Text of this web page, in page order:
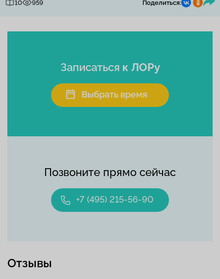
10
959 Поделиться:
Позвоните прямо сейчас
+7 (495) 215-56-90
Записаться к ЛОРу
Выбрать время
Отзывы